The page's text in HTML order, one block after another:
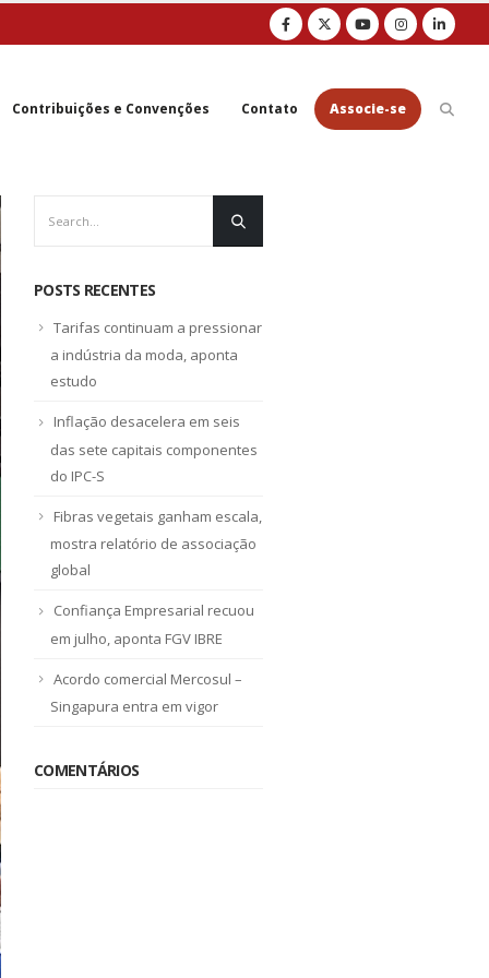
Contribuições e Convenções Contato Associe-se
POSTS RECENTES
Tarifas continuam a pressionar
a indústria da moda, aponta
estudo
Inflação desacelera em seis
das sete capitais componentes
do IPC-S
Fibras vegetais ganham escala,
mostra relatório de associação
global
Confiança Empresarial recuou
em julho, aponta FGV IBRE
Acordo comercial Mercosul –
Singapura entra em vigor
COMENTÁRIOS